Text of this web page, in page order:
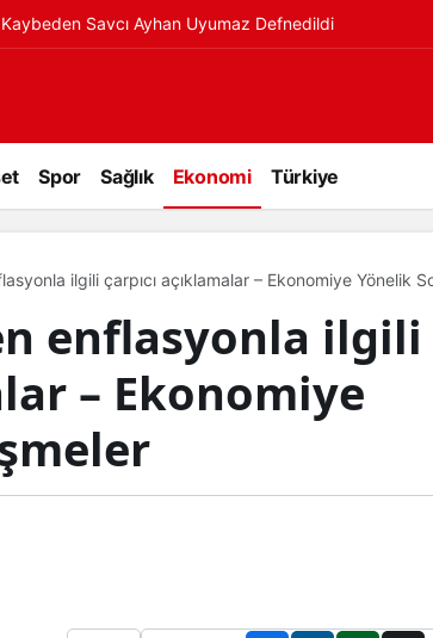
Savcı Ayhan Uyumaz Defnedildi
Spor Sağlık Ekonomi Türkiye
ilgili çarpıcı açıklamalar – Ekonomiye Yönelik
enflasyonla ilgili
– Ekonomiye